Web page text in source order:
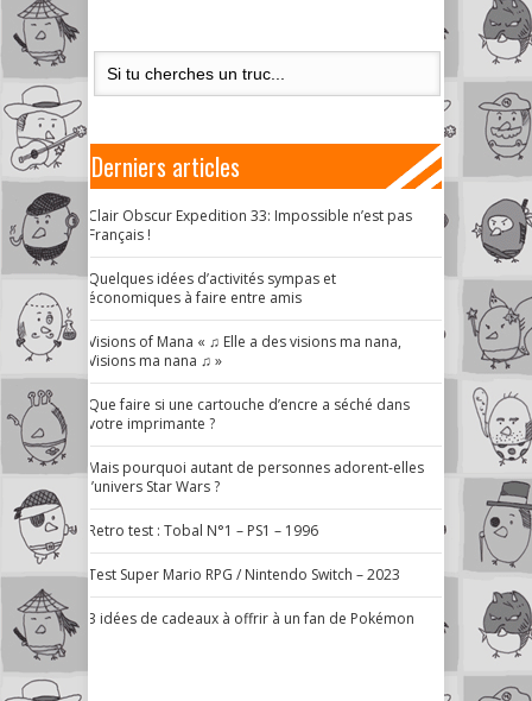
Derniers articles
Clair Obscur Expedition 33: Impossible n’est pas
Français !
Quelques idées d’activités sympas et
économiques à faire entre amis
Visions of Mana « ♫ Elle a des visions ma nana,
Visions ma nana ♫ »
Que faire si une cartouche d’encre a séché dans
votre imprimante ?
Mais pourquoi autant de personnes adorent-elles
l’univers Star Wars ?
Retro test : Tobal N°1 – PS1 – 1996
Test Super Mario RPG / Nintendo Switch – 2023
3 idées de cadeaux à offrir à un fan de Pokémon